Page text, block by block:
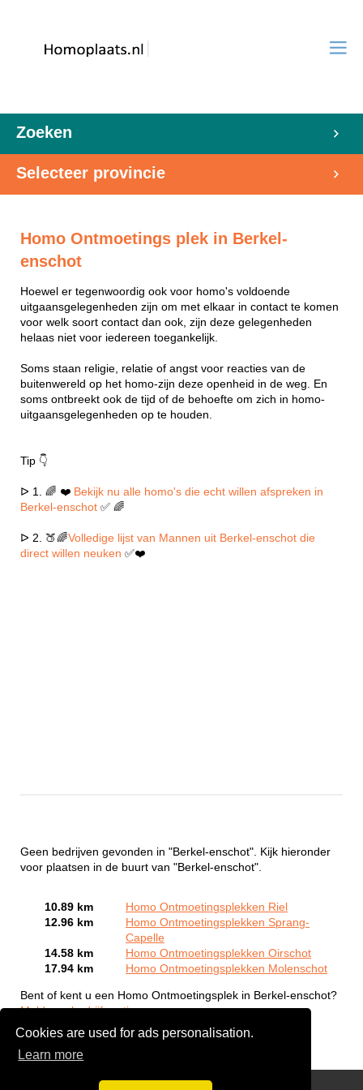
Cookies are used for ads personalisation.
Learn more
Zoeken
Selecteer provincie
Homo Ontmoetings plek in Berkel-
enschot
Hoewel er tegenwoordig ook voor homo's voldoende
uitgaansgelegenheden zijn om met elkaar in contact te komen
voor welk soort contact dan ook, zijn deze gelegenheden
helaas niet voor iedereen toegankelijk.
Soms staan religie, relatie of angst voor reacties van de
buitenwereld op het homo-zijn deze openheid in de weg. En
soms ontbreekt ook de tijd of de behoefte om zich in homo-
uitgaansgelegenheden op te houden.
Tip 👇
ᐅ 1. 🌈 ❤️ Bekijk nu alle homo's die echt willen afspreken in
Berkel-enschot ✅ 🌈
ᐅ 2. 🍑🌈Volledige lijst van Mannen uit Berkel-enschot die
direct willen neuken ✅❤️
Geen bedrijven gevonden in "Berkel-enschot". Kijk hieronder
voor plaatsen in de buurt van "Berkel-enschot".
10.89 km
Homo Ontmoetingsplekken Riel
12.96 km
Homo Ontmoetingsplekken Sprang-
Capelle
14.58 km
Homo Ontmoetingsplekken Oirschot
17.94 km
Homo Ontmoetingsplekken Molenschot
Bent of kent u een Homo Ontmoetingsplek in Berkel-enschot?
Meld een bedrijf gratis aan